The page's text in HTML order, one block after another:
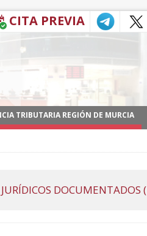
CITA PREVIA
TRIBUTARIA REGIÓN DE MURCIA
DOCUMENTADOS